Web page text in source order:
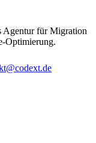
Agentur für Migration
Optimierung.